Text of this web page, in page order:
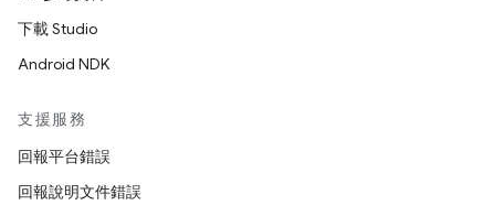
下載 Studio
Android NDK
支援服務
回報平台錯誤
回報說明文件錯誤